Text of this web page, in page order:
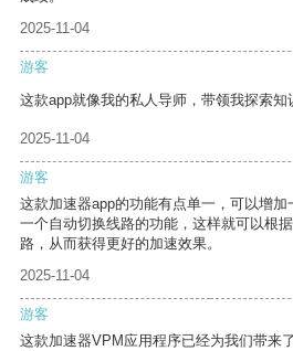
2025-11-04
游客
这款app就像我的私人导师，带领我探索知
2025-11-04
游客
这款加速器app的功能有点单一，可以增
一个自动切换线路的功能，这样就可以根
路，从而获得更好的加速效果。
2025-11-04
游客
这款加速器VPM应用程序已经为我们带来